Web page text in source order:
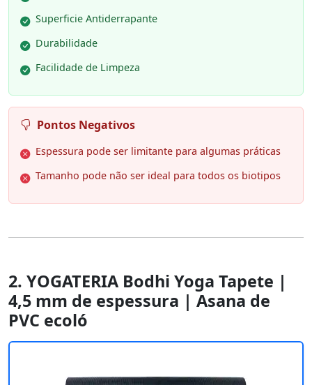
Superficie Antiderrapante
Durabilidade
Facilidade de Limpeza
Pontos Negativos
Espessura pode ser limitante para algumas práticas
Tamanho pode não ser ideal para todos os biotipos
2. YOGATERIA Bodhi Yoga Tapete |
4,5 mm de espessura | Asana de
PVC ecoló